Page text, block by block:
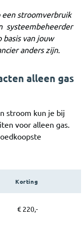
een stroomverbruik
systeembeheerder
van jouw
anders zijn.
alleen gas
stroom kun je bij
voor alleen gas.
Korting
€ 220,-